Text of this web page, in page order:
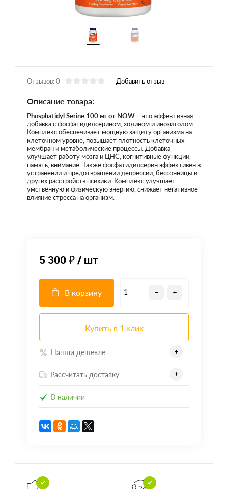
Отзывов: 0 Добавить отзыв
Описание товара:
Phosphatidyl Serine 100 мг от NOW – это эффективная
добавка с фосфатидилсерином, холином и инозитолом.
Комплекс обеспечивает мощную защиту организма на
клеточном уровне, повышает плотность клеточных
мембран и метаболические процессы. Добавка
улучшает работу мозга и ЦНС, когнитивные функции,
память, внимание. Также фосфатидилсерин эффективен в
устранении и предотвращении депрессии, бессонницы и
других расстройств психики. Комплекс улучшает
умственную и физическую энергию, снижает негативное
влияние стресса на организм.
5 300 ₽/ шт
В корзину
Купить в 1 клик
Нашли дешевле
Рассчитать доставку
В наличии